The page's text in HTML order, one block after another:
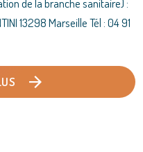
de la branche sanitaire) :
13298 Marseille Tél : 04 91